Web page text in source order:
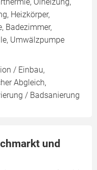
Heizkörper,
Badezimmer,
Umwälzpumpe
/ Einbau,
Abgleich,
/ Badsanierung
und